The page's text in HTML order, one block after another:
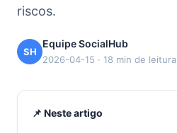
riscos.
SH
Equipe SocialHub
2026-04-15 · 18 min de leitura
📌 Neste artigo